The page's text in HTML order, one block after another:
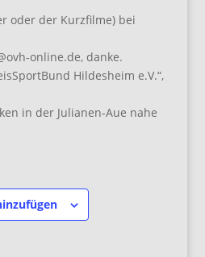
oder der Kurzfilme) bei
online.de, danke.
Hildesheim e.V.“,
in der Julianen-Aue nahe